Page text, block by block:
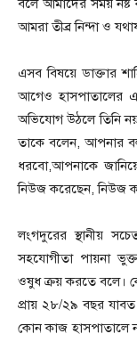
বলে আমাদের সময় নষ্ট
আমরা তীব্র নিন্দা ও
এসব বিষয়ে ডাক্তার
আগেও হাসপাতালের
অভিযোগ উঠলে তিনি
তাকে বলেন, আপনার
ধরবো,আপনাকে
নিউজ করেছেন, নিউজ
লংগদুরের স্থানীয়
সহযোগীতা পায়না
ওষুধ ক্রয় করতে বলে।
প্রায় ২৮/২৯ বছর
কোন কাজ হাসপাতালে